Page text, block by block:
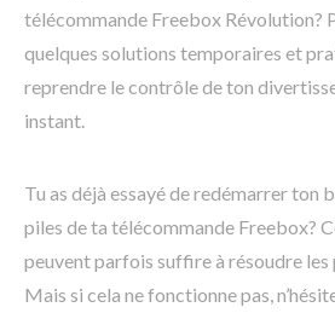
télécommande Freebox Révolution?
quelques solutions temporaires et
reprendre le contrôle de ton
instant.
Tu as déjà essayé de redémarrer ton
piles de ta télécommande Freebox?
peuvent parfois suffire à résoudre
Mais si cela ne fonctionne pas,